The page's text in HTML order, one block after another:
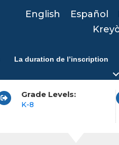
English Español
La duration de l’inscription
Grade Levels:
K-8